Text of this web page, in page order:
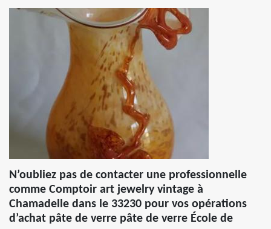
N’oubliez pas de contacter une professionnelle
comme Comptoir art jewelry vintage à
Chamadelle dans le 33230 pour vos opérations
d’achat pâte de verre pâte de verre École de